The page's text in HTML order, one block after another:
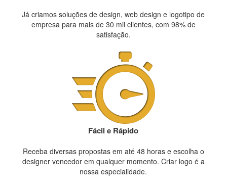
Já criamos soluções de design, web design e logotipo de
empresa para mais de 30 mil clientes, com 98% de
satisfação.
Fácil e Rápido
Receba diversas propostas em até 48 horas e escolha o
designer vencedor em qualquer momento. Criar logo é a
nossa especialidade.